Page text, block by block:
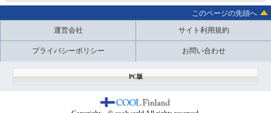
このページの先頭へ
運営会社 サイト利用規約
プライバシーポリシー お問い合わせ
PC版